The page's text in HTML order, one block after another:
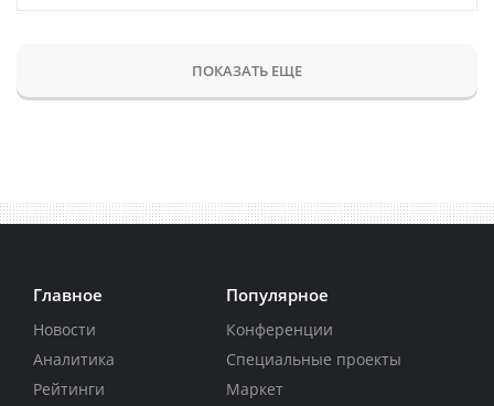
ПОКАЗАТЬ ЕЩЕ
Главное
Новости
Аналитика
Рейтинги
Популярное
Конференции
Специальные проекты
Маркет